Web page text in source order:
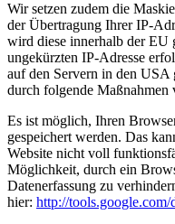
Wir setzen zudem die
der Übertragung Ihrer IP-
wird diese innerhalb der EU
ungekürzten IP-Adresse
auf den Servern in den USA
durch folgende Maßnahmen
Es ist möglich, Ihren
gespeichert werden. Das
Website nicht voll
Möglichkeit, durch ein
Datenerfassung zu
hier: http://tools.google.com/